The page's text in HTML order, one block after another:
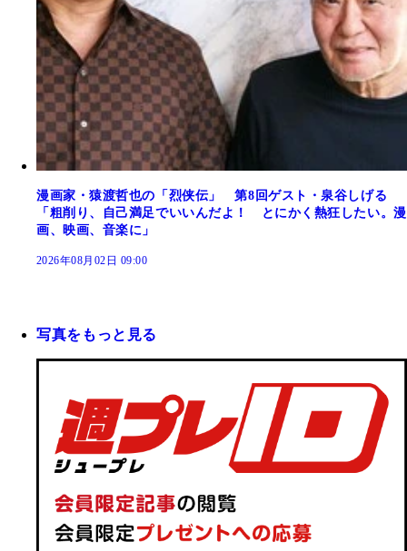
漫画家・猿渡哲也の「烈侠伝」 第8回ゲスト・泉谷しげる
「粗削り、自己満足でいいんだよ！ とにかく熱狂したい。漫
画、映画、音楽に」
2026年08月02日 09:00
写真をもっと見る